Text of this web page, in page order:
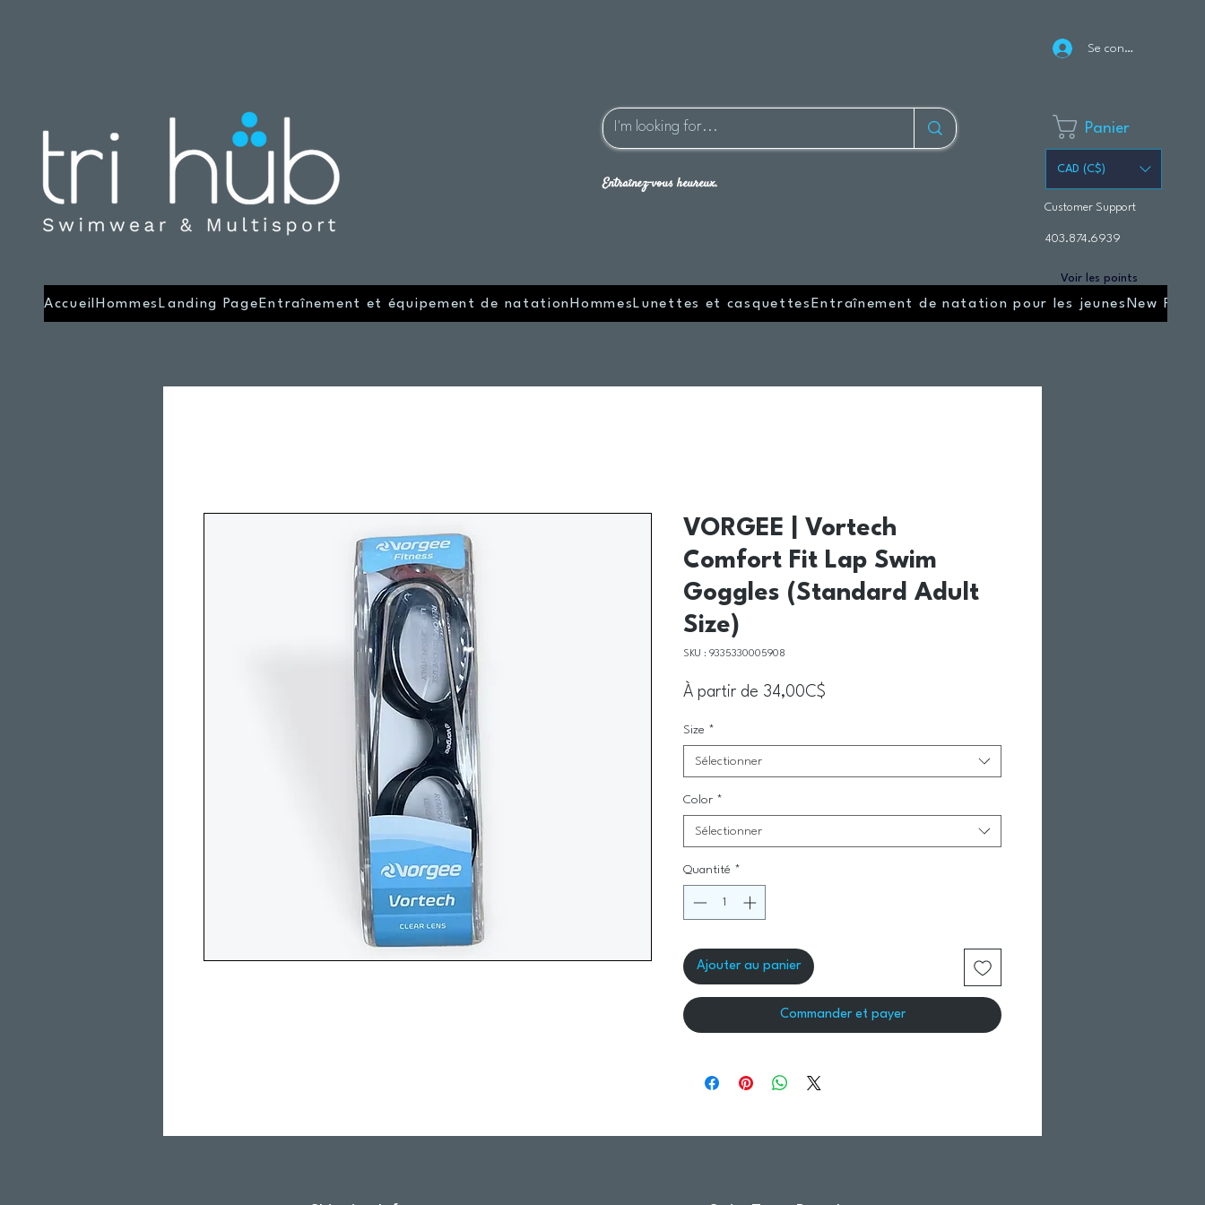
Se connecter
Entraînez-vous heureux.
Panier
CAD (C$)
Customer Support
403.874.6939
Voir les points
Accueil Hommes Landing Page Entraînement et équipement de natation Hommes Lunettes et casquettes Entraînement de natation pour les jeunes New Page
VORGEE | Vortech
Comfort Fit Lap Swim
Goggles (Standard Adult
Size)
SKU : 9335330005908
À partir de 34,00C$
Size *
Sélectionner
Color *
Sélectionner
Quantité *
Ajouter au panier
Commander et payer